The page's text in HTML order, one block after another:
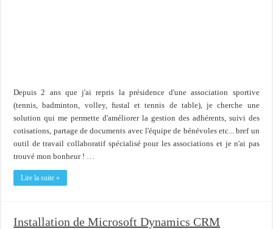
Depuis 2 ans que j'ai repris la présidence d'une association sportive
(tennis, badminton, volley, fustal et tennis de table), je cherche une
solution qui me permette d'améliorer la gestion des adhérents, suivi des
cotisations, partage de documents avec l'équipe de bénévoles etc... bref un
outil de travail collaboratif spécialisé pour les associations et je n'ai pas
trouvé mon bonheur ! …
Lire la suite »
Installation de Microsoft Dynamics CRM